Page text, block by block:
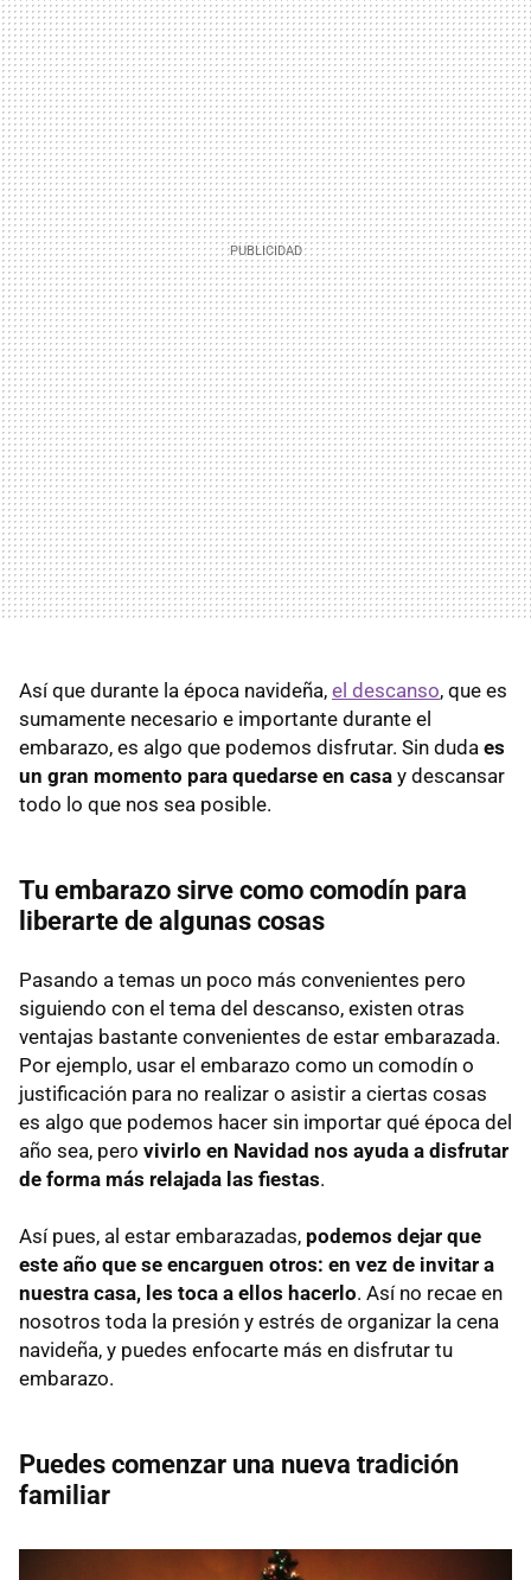
Así que durante la época navideña, el descanso, que es
sumamente necesario e importante durante el
embarazo, es algo que podemos disfrutar. Sin duda es
un gran momento para quedarse en casa y descansar
todo lo que nos sea posible.
Tu embarazo sirve como comodín para
liberarte de algunas cosas
Pasando a temas un poco más convenientes pero
siguiendo con el tema del descanso, existen otras
ventajas bastante convenientes de estar embarazada.
Por ejemplo, usar el embarazo como un comodín o
justificación para no realizar o asistir a ciertas cosas
es algo que podemos hacer sin importar qué época del
año sea, pero vivirlo en Navidad nos ayuda a disfrutar
de forma más relajada las fiestas.
Así pues, al estar embarazadas, podemos dejar que
este año que se encarguen otros: en vez de invitar a
nuestra casa, les toca a ellos hacerlo. Así no recae en
nosotros toda la presión y estrés de organizar la cena
navideña, y puedes enfocarte más en disfrutar tu
embarazo.
Puedes comenzar una nueva tradición
familiar